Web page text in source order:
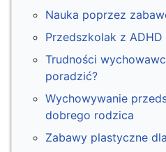
Nauka poprzez
Przedszkolak z
Trudności
poradzić?
Wychowywanie
dobrego rodzica
Zabawy plastyczne